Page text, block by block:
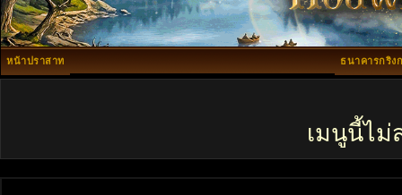
หน้าปราสาท ธนาคารกริง
เมนูนี้ไม่